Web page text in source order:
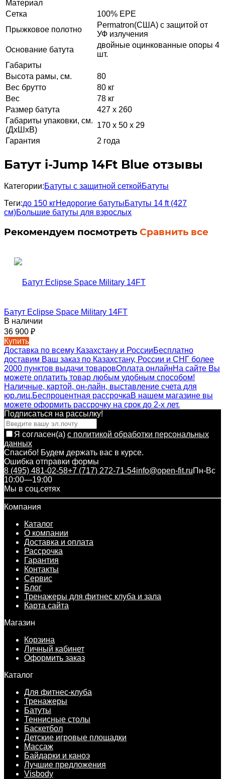
Материал
Сетка
100% EPE
Прыжковое полотно
Permatron(США) с защитой от
УФ излучения
Основание батута
двойные оцинкованные опоры 4
шт.
Габариты
Высота рамы, см.
80
Вес брутто
80 кг
Вес
78 кг
Размер батута
427 х 260
Габариты упаковки, см.
(ДхШхВ)
170 х 50 х 29
Гарантия
2 года
Батут i-Jump 14Ft Blue отзывы
Категории:Батуты с защитной сеткойБатуты
Теги:до 150 кгНедорогие батутыБатуты 14 ft (427
см)Большие батуты для взрослых
Рекомендуем посмотреть Сравнить все
Батут Eclipse Space Military 14FT
В наличии
36 900 ₽
Купить
Доставка по всему Казахстану и РоссииБесплатно
доставим Ваш заказ по Казахстану, России и СНГ более
2000 пунктов выдачи товаровОплата онлайнНа сайте Вы
можете оплатить товар любым удобным способом!
Наличные, картой, он-лайн, выставление счета для
юр.лиц.Беспроцентная рассрочкаВ нашем магазине вы
можете оформить рассрочку на срок до 2-х лет.
Подписаться на рассылкy!
Я согласен(a) с политикой обработки персональных
данных
Спасибо! Будем держать вас в курсе.
Ошибка отправки формы
8 (495) 481-02-58+7 (717) 272-71-54info@open-fit.ruПн-Вс
10:00—19:00
Мы в соц.сетях
Компания
Каталог
О компании
Доставка и оплата
Рассрочка
Гарантия
Контакты
Сервис
Блог
Тренажеры для фитнес клуба и зала
Карта сайта
Магазин
Корзина
Личный кабинет
Оформить заказ
Каталог
Для фитнес-клуба
Тренажеры
Батуты
Теннисные столы
Баскетбол
Детские игровые площадки
Массаж
Байдарки и каноэ
Лучшие предложения
Visbody